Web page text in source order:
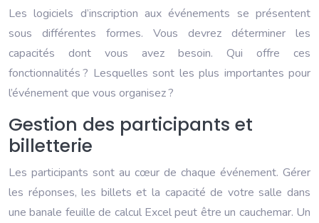
Les logiciels d’inscription aux événements se présentent
sous différentes formes. Vous devrez déterminer les
capacités dont vous avez besoin. Qui offre ces
fonctionnalités ? Lesquelles sont les plus importantes pour
l’événement que vous organisez ?
Gestion des participants et
billetterie
Les participants sont au cœur de chaque événement. Gérer
les réponses, les billets et la capacité de votre salle dans
une banale feuille de calcul Excel peut être un cauchemar. Un